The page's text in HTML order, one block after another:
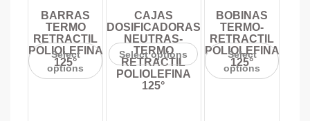
BARRAS
TERMO
RETRACTIL
POLIOLEFINA
125°
Select
options
BOBINAS
TERMO-
RETRACTIL
POLIOLEFINA
125°
Select
options
CAJAS
DOSIFICADORAS
NEUTRAS-
TERMO
RETRACTIL
POLIOLEFINA
125°
Select options